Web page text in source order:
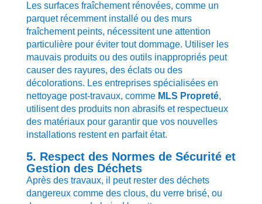
Les surfaces fraîchement rénovées, comme un
parquet récemment installé ou des murs
fraîchement peints, nécessitent une attention
particulière pour éviter tout dommage. Utiliser les
mauvais produits ou des outils inappropriés peut
causer des rayures, des éclats ou des
décolorations. Les entreprises spécialisées en
nettoyage post-travaux, comme MLS Propreté,
utilisent des produits non abrasifs et respectueux
des matériaux pour garantir que vos nouvelles
installations restent en parfait état.
5. Respect des Normes de Sécurité et
Gestion des Déchets
Après des travaux, il peut rester des déchets
dangereux comme des clous, du verre brisé, ou